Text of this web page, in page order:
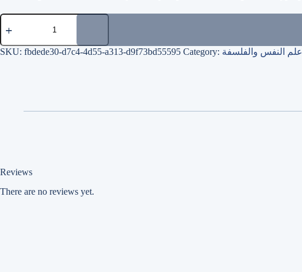
فن
التحدث
أمام
SKU: fbdede30-d7c4-4d55-a313-d9f73bd55595 Category: علم النفس والفلسفة
Reviews
There are no reviews yet.